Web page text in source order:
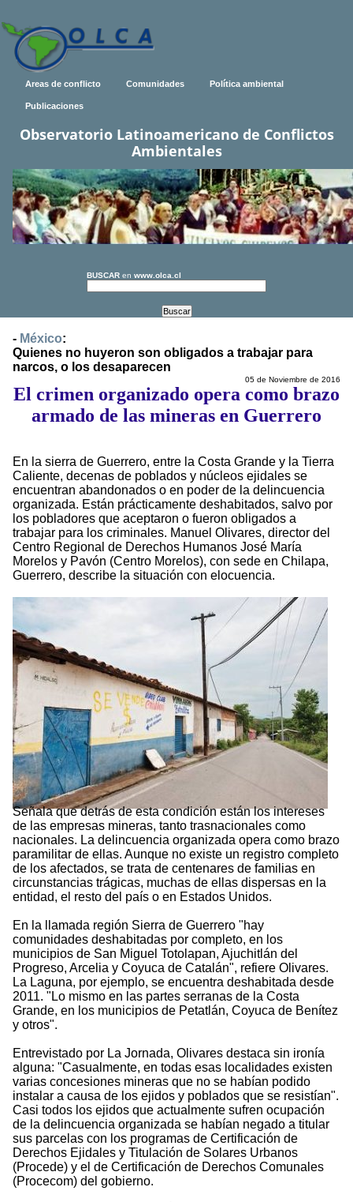
Areas de conflicto Comunidades Política ambiental
Publicaciones
Observatorio Latinoamericano de Conflictos
Ambientales
BUSCAR en www.olca.cl
- México:
Quienes no huyeron son obligados a trabajar para
narcos, o los desaparecen
05 de Noviembre de 2016
El crimen organizado opera como brazo
armado de las mineras en Guerrero
En la sierra de Guerrero, entre la Costa Grande y la Tierra
Caliente, decenas de poblados y núcleos ejidales se
encuentran abandonados o en poder de la delincuencia
organizada. Están prácticamente deshabitados, salvo por
los pobladores que aceptaron o fueron obligados a
trabajar para los criminales. Manuel Olivares, director del
Centro Regional de Derechos Humanos José María
Morelos y Pavón (Centro Morelos), con sede en Chilapa,
Guerrero, describe la situación con elocuencia.
Señala que detrás de esta condición están los intereses
de las empresas mineras, tanto trasnacionales como
nacionales. La delincuencia organizada opera como brazo
paramilitar de ellas. Aunque no existe un registro completo
de los afectados, se trata de centenares de familias en
circunstancias trágicas, muchas de ellas dispersas en la
entidad, el resto del país o en Estados Unidos.
En la llamada región Sierra de Guerrero "hay
comunidades deshabitadas por completo, en los
municipios de San Miguel Totolapan, Ajuchitlán del
Progreso, Arcelia y Coyuca de Catalán", refiere Olivares.
La Laguna, por ejemplo, se encuentra deshabitada desde
2011. "Lo mismo en las partes serranas de la Costa
Grande, en los municipios de Petatlán, Coyuca de Benítez
y otros".
Entrevistado por La Jornada, Olivares destaca sin ironía
alguna: "Casualmente, en todas esas localidades existen
varias concesiones mineras que no se habían podido
instalar a causa de los ejidos y poblados que se resistían".
Casi todos los ejidos que actualmente sufren ocupación
de la delincuencia organizada se habían negado a titular
sus parcelas con los programas de Certificación de
Derechos Ejidales y Titulación de Solares Urbanos
(Procede) y el de Certificación de Derechos Comunales
(Procecom) del gobierno.